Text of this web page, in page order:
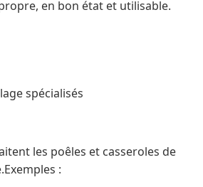
en bon état et utilisable.
spécialisés
les poêles et casseroles de
: